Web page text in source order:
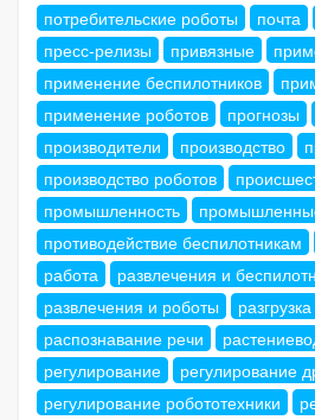
потребительские роботы
почта
пресс-релизы
привязные
применение беспилотников
применение роботов
прогнозы
производители
производство
производство роботов
промышленность
противодействие беспилотникам
работа
развлечения и
развлечения и роботы
разгрузка
распознавание речи
регулирование
регулирование
регулирование робототехники